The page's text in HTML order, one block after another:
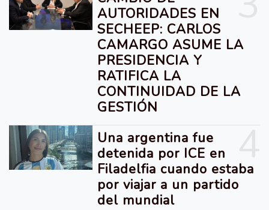
AUTORIDADES EN
SECHEEP: CARLOS
CAMARGO ASUME LA
PRESIDENCIA Y
RATIFICA LA
CONTINUIDAD DE LA
GESTIÓN
Una argentina fue
detenida por ICE en
Filadelfia cuando estaba
por viajar a un partido
del mundial